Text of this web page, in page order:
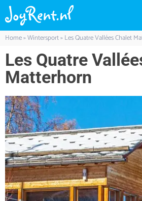
Home»Wintersport»Les Quatre Vallées Chalet
Les Quatre
Matterhorn